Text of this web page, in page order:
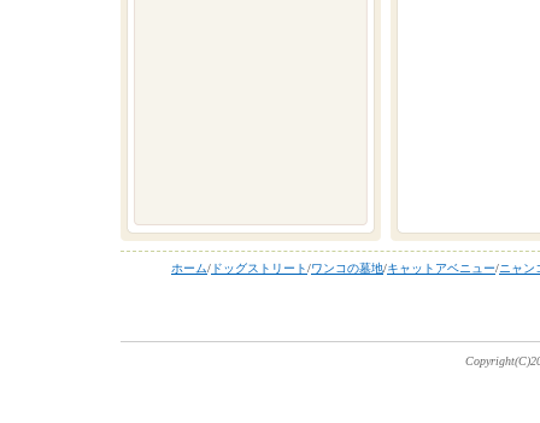
ホーム/ ドッグストリート/ワンコの墓地/キャットアベニュー/ニャン